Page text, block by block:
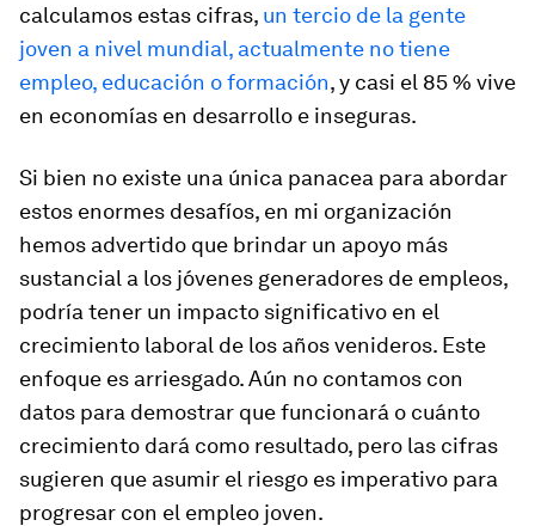
calculamos estas cifras, un tercio de la gente
joven a nivel mundial, actualmente no tiene
empleo, educación o formación, y casi el 85 % vive
en economías en desarrollo e inseguras.
Si bien no existe una única panacea para abordar
estos enormes desafíos, en mi organización
hemos advertido que brindar un apoyo más
sustancial a los jóvenes generadores de empleos,
podría tener un impacto significativo en el
crecimiento laboral de los años venideros. Este
enfoque es arriesgado. Aún no contamos con
datos para demostrar que funcionará o cuánto
crecimiento dará como resultado, pero las cifras
sugieren que asumir el riesgo es imperativo para
progresar con el empleo joven.